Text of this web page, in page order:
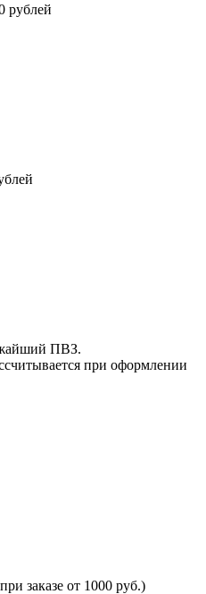
рублей
ПВЗ.
при оформлении
заказе от 1000 руб.)